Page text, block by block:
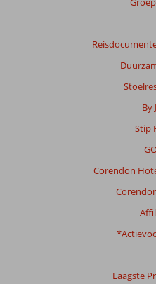
By
Stip
Corendon
Laagste